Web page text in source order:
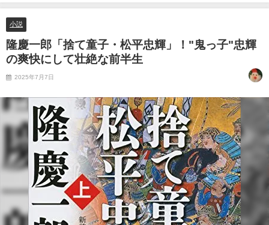
壮絶な前半生
小説
隆慶一郎「捨て童子・松平忠輝」！"鬼っ子"忠輝
の爽快にして壮絶な前半生
2025年7月7日